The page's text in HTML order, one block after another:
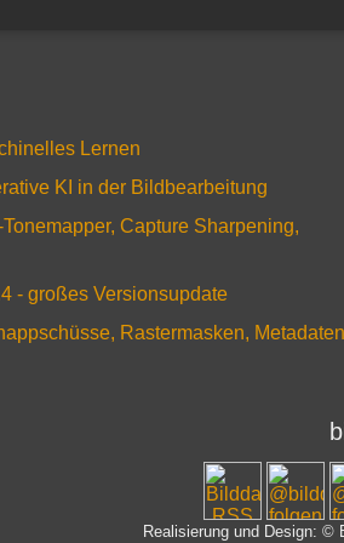
Lernen
KI in der Bildbearbeitung
Capture Sharpening,
- großes Versionsupdate
Rastermasken, Metadaten
Realisierung und Design: ©